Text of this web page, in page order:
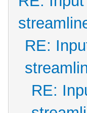
RE:
RE: